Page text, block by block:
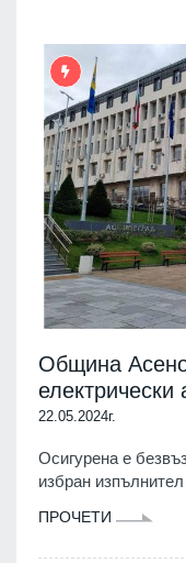
Община
електрически
22.05.2024г.
Осигурена е
избран изпълнител
ПРОЧЕТИ